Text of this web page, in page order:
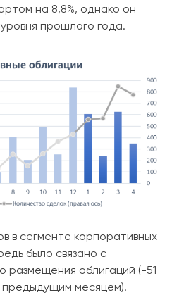
на 8,8%, однако он
прошлого года.
в сегменте корпоративных
было связано с
размещения облигаций (-51
месяцем).